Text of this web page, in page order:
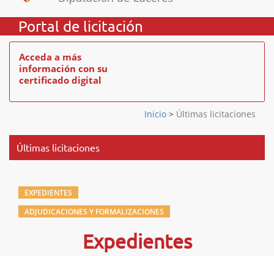
Portal de licitación
Acceda a más
información con su
certificado digital
Inicio > Últimas licitaciones
Últimas licitaciones
EXPEDIENTES
ADJUDICACIONES Y FORMALIZACIONES
Expedientes